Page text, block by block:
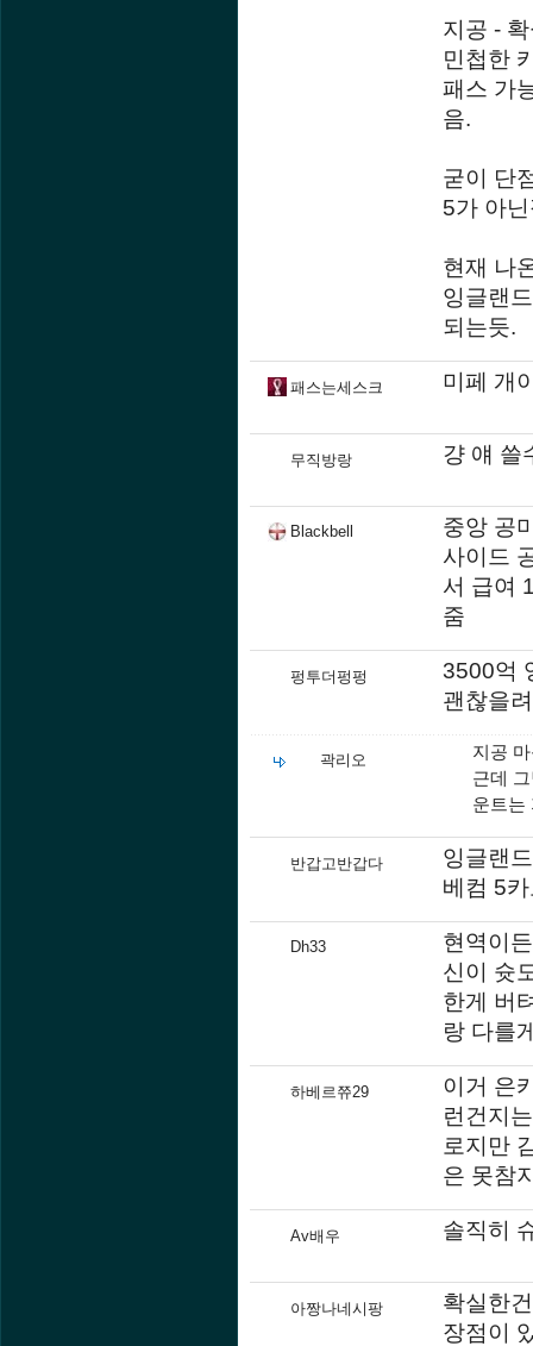
지공 -
민첩한
패스 가
음.
굳이 단
5가 아
현재 나
잉글랜
되는듯.
패스는세스크 미페 개
무직방랑 걍 얘 쓸
Blackbell
중앙 공
사이드
서 급여
줌
펑투더펑펑
3500억
괜찮을
곽리오
지공
근데
운트는
반갑고반갑다
잉글랜
베컴 5
Dh33
현역이
신이 슛
한게 버
랑 다를
하베르쮸29
이거 은
런건지
로지만
은 못참
Av배우 솔직히
아짱나네시팡
확실한
장점이